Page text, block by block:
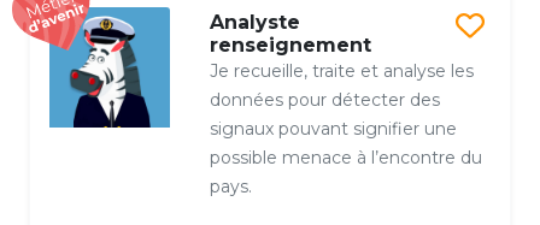
Analyste
renseignement
Je recueille, traite et analyse les
données pour détecter des
signaux pouvant signifier une
possible menace à l’encontre du
pays.